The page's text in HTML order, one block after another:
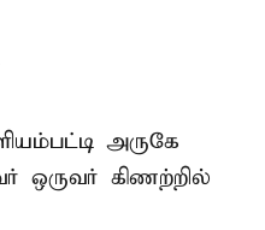
அருகே
ஒருவர் கிணற்றில்